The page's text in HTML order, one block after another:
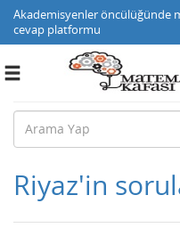
Akademisyenler öncülüğünde
cevap platformu
Toggle
Riyaz'in